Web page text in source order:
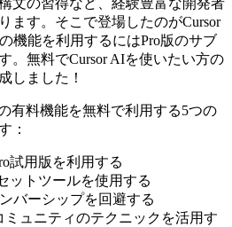
文の習得など、経験豊富な開発者
ます。そこで登場したのがCursor
機能を利用するにはPro版のサブ
。無料でCursor AIを使いたい方の
しました！
有料機能を無料で利用する5つの
：
試用版を利用する
ットツールを使用する
バーシップを回避する
ミュニティのテクニックを活用す